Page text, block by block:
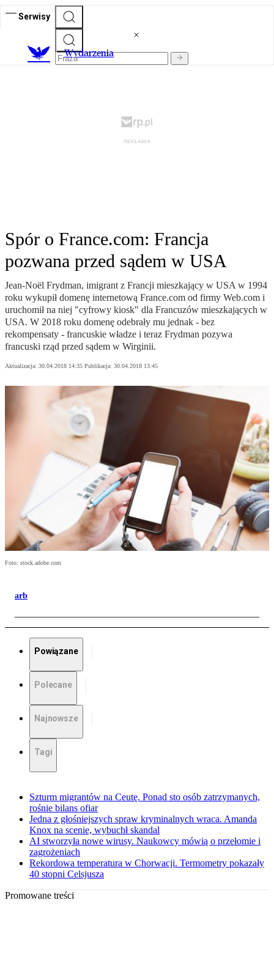
Serwisy
Wydarzenia
Spór o France.com: Francja
pozwana przed sądem w USA
Jean-Noël Frydman, imigrant z Francji mieszkający w USA w 1994
roku wykupił domenę internetową France.com od firmy Web.com i
uruchomił na niej "cyfrowy kiosk" dla Francuzów mieszkających w
USA. W 2018 roku domenę odebrały mu jednak - bez
rekompensaty - francuskie władze i teraz Frydman pozywa
francuski rząd przed sądem w Wirginii.
Aktualizacja: 30.04.2018 14:35 Publikacja: 30.04.2018 13:45
Foto: stock.adobe.com
arb
Powiązane
Polecane
Najnowsze
Tagi
Szturm migrantów na Ceutę. Ponad sto osób zatrzymanych,
rośnie bilans ofiar
Jedna z głośniejszych spraw kryminalnych wraca. Amanda
Knox na scenie, wybuchł skandal
AI stworzyła nowe wirusy. Naukowcy mówią o przełomie i
zagrożeniach
Rekordowa temperatura w Chorwacji. Termometry pokazały
40 stopni Celsjusza
Promowane treści